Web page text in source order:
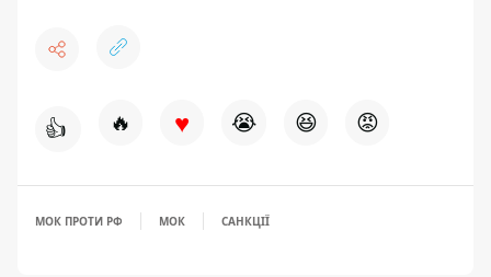
👍 🔥 ♥ 😭 😆 😡
МОК ПРОТИ РФ МОК САНКЦІЇ